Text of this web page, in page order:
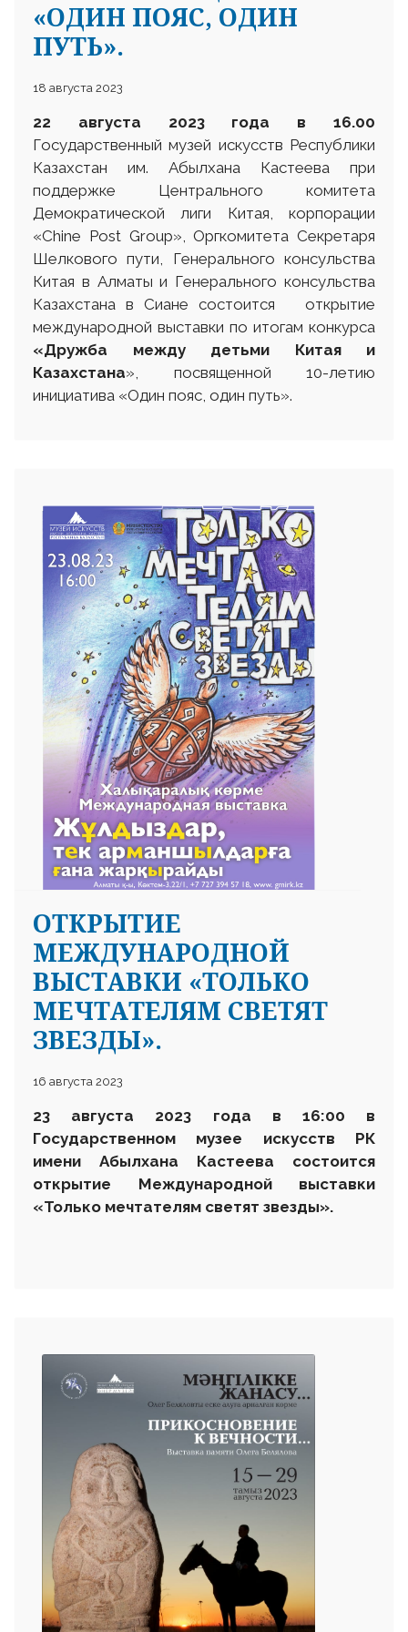
«ОДИН ПОЯС, ОДИН
ПУТЬ».
18 августа 2023
22 августа 2023
года в 16.00
Государственный музей искусств Республики
Казахстан им. Абылхана Кастеева при
поддержке Центрального комитета
Демократической лиги Китая, корпорации
«Chine Post Group», Оргкомитета Секретаря
Шелкового пути, Генерального консульства
Китая в Алматы и Генерального консульства
Казахстана в Сиане состоится открытие
международной выставки по итогам конкурса
«Дружба между детьми Китая и
Казахстана», посвященной 10-летию
инициатива «Один пояс, один путь».
ОТКРЫТИЕ
МЕЖДУНАРОДНОЙ
ВЫСТАВКИ «ТОЛЬКО
МЕЧТАТЕЛЯМ СВЕТЯТ
ЗВЕЗДЫ».
16 августа 2023
23 августа 2023 года в 16:00
в
Государственном музее искусств РК
имени Абылхана Кастеева состоится
открытие Международной выставки
«Только мечтателям светят звезды».